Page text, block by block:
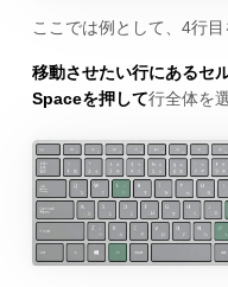
ここでは例として、4行
移動させたい行にあるセ
Spaceを押して行全体を